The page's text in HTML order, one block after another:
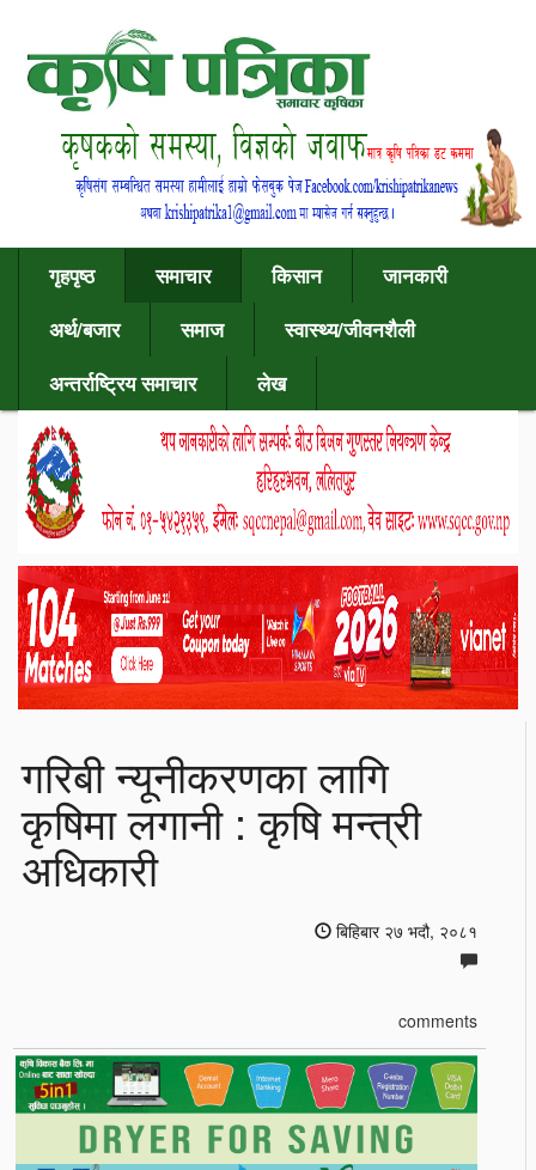
गृहपृष्ठ समाचार किसान
जानकारी
अर्थ/बजार
समाज
स्वास्थ्य/जीवनशैली
अन्तर्राष्ट्रिय समाचार
लेख
गरिबी न्यूनीकरणका लागि
कृषिमा लगानी : कृषि मन्त्री
अधिकारी
बिहिबार २७ भदौ, २०८१
comments